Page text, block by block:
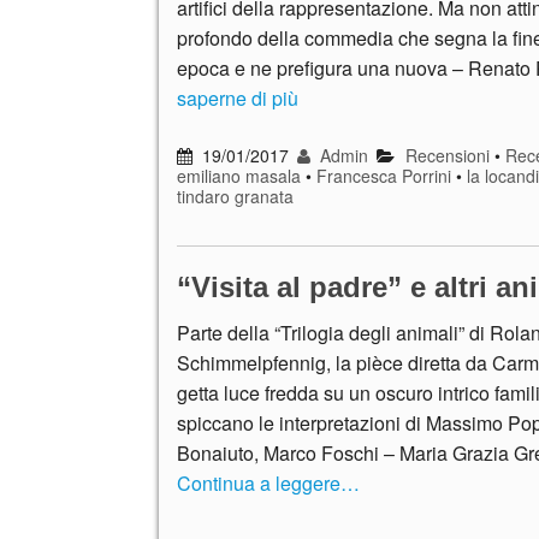
artifici della rappresentazione. Ma non
profondo della commedia che segna la
epoca e ne prefigura una nuova –
saperne di più
19/01/2017 Admin Recensioni•
emiliano masala • Francesca Porrini • la
tindaro granata
“Visita al padre” e altri
Parte della “Trilogia degli animali” di
Schimmelpfennig, la pièce diretta da
getta luce fredda su un oscuro intrico
spiccano le interpretazioni di Massimo
Bonaiuto, Marco Foschi – Maria Grazia
Continua a leggere…